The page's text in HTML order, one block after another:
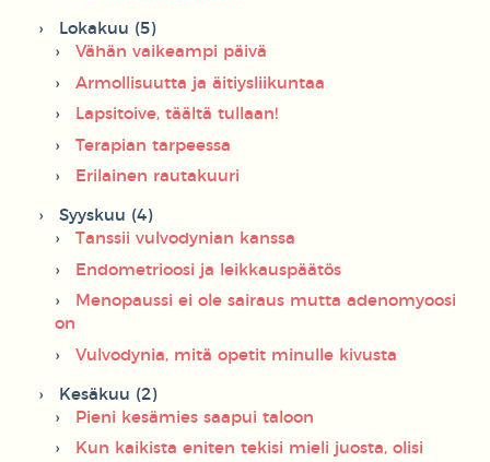
Lokakuu (5)
Vähän vaikeampi päivä
Armollisuutta ja äitiysliikuntaa
Lapsitoive, täältä tullaan!
Terapian tarpeessa
Erilainen rautakuuri
Syyskuu (4)
Tanssii vulvodynian kanssa
Endometrioosi ja leikkauspäätös
Menopaussi ei ole sairaus mutta adenomyoosi
on
Vulvodynia, mitä opetit minulle kivusta
Kesäkuu (2)
Pieni kesämies saapui taloon
Kun kaikista eniten tekisi mieli juosta, olisi